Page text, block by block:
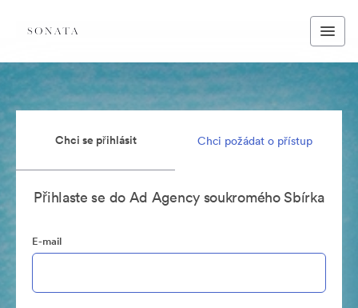
Chci se přihlásit Chci požádat o přístup
Přihlaste se do Ad Agency soukromého Sbírka
E-mail